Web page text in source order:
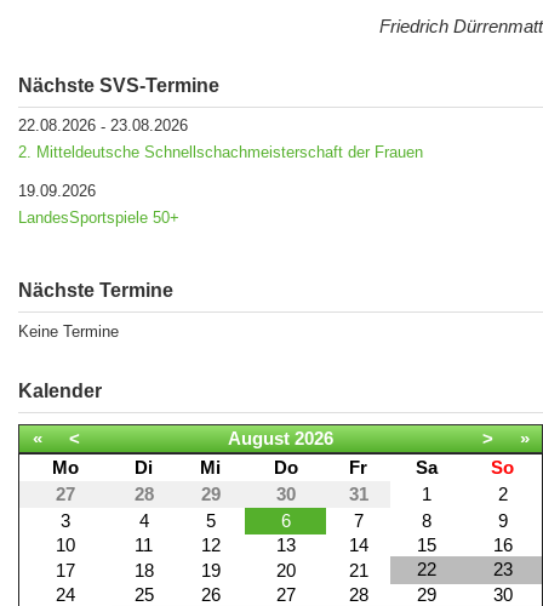
Friedrich Dürrenmatt
Nächste SVS-Termine
22.08.2026 - 23.08.2026
2. Mitteldeutsche Schnellschachmeisterschaft der Frauen
19.09.2026
LandesSportspiele 50+
Nächste Termine
Keine Termine
Kalender
« < August 2026 >
»
Mo
Di Mi Do Fr Sa
So
27
28 29 30 31 1
2
3
4 5 6 7 8
9
10
11 12 13 14 15
16
17
18 19 20 21 22
23
24
25 26 27 28 29
30